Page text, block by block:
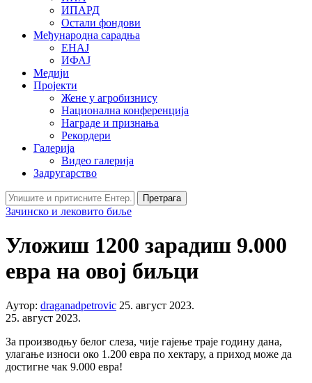
ИПАРД
Остали фондови
Међународна сарадња
ЕНАЈ
ИФАЈ
Медији
Пројекти
Жене у агробизнису
Национална конференција
Награде и признања
Рекордери
Галерија
Видео галерија
Задругарство
Претрага
Зачинско и лековито биље
Уложиш 1200 зарадиш 9.000
евра на овој биљци
Аутор: draganadpetrovic 25. август 2023.
25. август 2023.
За производњу белог слеза, чије гајење траје годину дана,
улагање износи око 1.200 евра по хектару, а приход може да
достигне чак 9.000 евра!